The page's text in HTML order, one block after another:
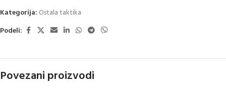
Kategorija: Ostala taktika
Podeli:
Povezani proizvodi